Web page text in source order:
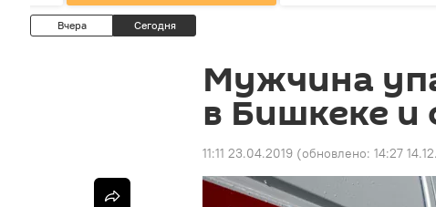
Вчера Сегодня
Мужчина
в Бишкеке и
11:11 23.04.2019 (обновлено: 14:27